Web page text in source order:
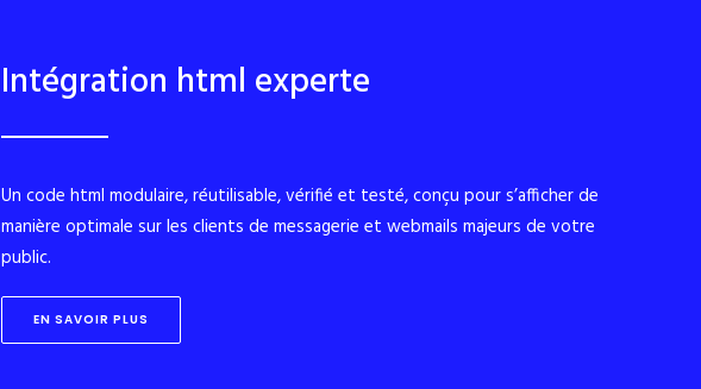
Intégration html experte
Un code html modulaire, réutilisable, vérifié et testé, conçu pour s’afficher de
manière optimale sur les clients de messagerie et webmails majeurs de votre
public.
EN SAVOIR PLUS